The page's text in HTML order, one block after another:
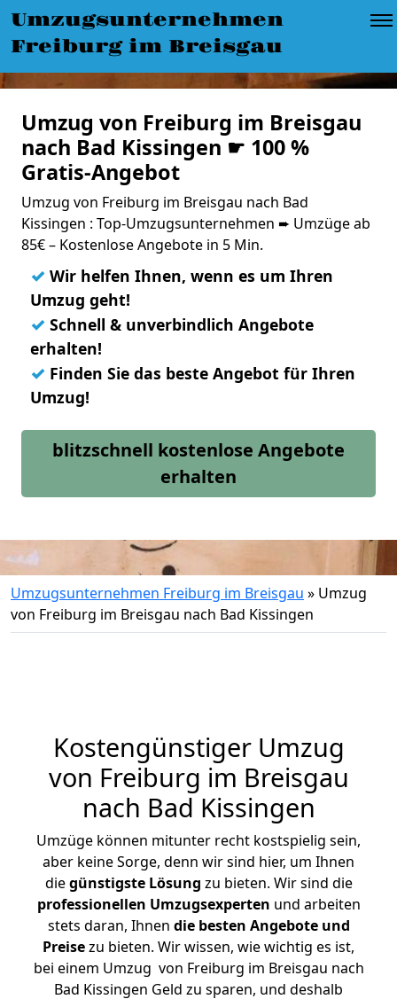
Umzugsunternehmen
Freiburg im Breisgau
Umzug von Freiburg im Breisgau
nach Bad Kissingen ☛ 100 %
Gratis-Angebot
Umzug von Freiburg im Breisgau nach Bad
Kissingen : Top-Umzugsunternehmen ➨ Umzüge ab
85€ – Kostenlose Angebote in 5 Min.
✓ Wir helfen Ihnen, wenn es um Ihren
Umzug geht!
✓ Schnell & unverbindlich Angebote
erhalten!
✓ Finden Sie das beste Angebot für Ihren
Umzug!
blitzschnell kostenlose Angebote
erhalten
Umzugsunternehmen Freiburg im Breisgau » Umzug
von Freiburg im Breisgau nach Bad Kissingen
Kostengünstiger Umzug
von Freiburg im Breisgau
nach Bad Kissingen
Umzüge können mitunter recht kostspielig sein,
aber keine Sorge, denn wir sind hier, um Ihnen
diegünstigste Lösung zu bieten. Wir sind die
professionellen Umzugsexperten und arbeiten
stets daran, Ihnen die besten Angebote und
Preisezu bieten. Wir wissen, wie wichtig es ist,
bei einem Umzug von Freiburg im Breisgau nach
Bad Kissingen Geld zu sparen, und deshalb